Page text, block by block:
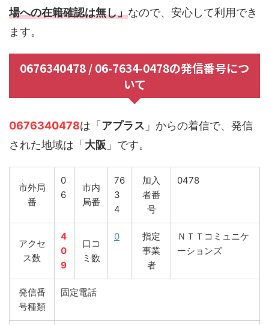
場への在籍確認は無し」なので、安心して利用でき
ます。
0676340478 / 06-7634-0478の発信番号につ
いて
0676340478は「アプラス 」からの着信で、発信
された地域は「大阪 」です。
市外局
番
0
6
市内
局番
76
3
4
加入
者番
号
0478
アクセ
ス数
4
0
9
口コ
ミ数
0
指定
事業
者
ＮＴＴコミュニケ
ーションズ
発信番
号種類
固定電話